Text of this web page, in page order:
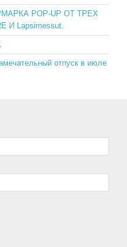
POP-UP ОТ ТРЕХ
И Lapsimessut.
отпуск в июле